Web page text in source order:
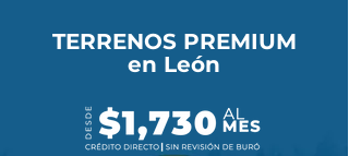
TERRENOS PREMIUM
en León